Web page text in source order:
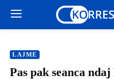
LAJME
Pas pak seanca